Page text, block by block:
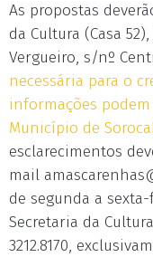
As propostas
da Cultura (Casa
Vergueiro, s/nº
necessária para o
informações
Município de
esclarecimentos
mail
de segunda a
Secretaria da
3212.8170,